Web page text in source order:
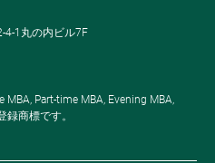
4-1丸の内ビル7F
MBA, Part-time MBA, Evening MBA,
録商標です。